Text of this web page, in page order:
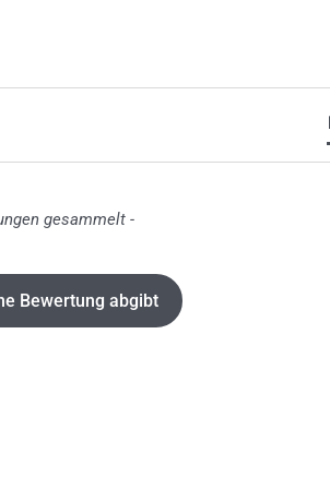
gesammelt -
Bewertung abgibt